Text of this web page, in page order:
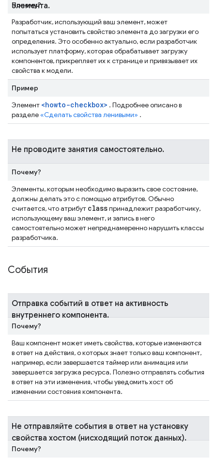
элемента.
Почему?
Разработчик, использующий ваш элемент, может
попытаться установить свойство элемента до загрузки его
определения. Это особенно актуально, если разработчик
использует платформу, которая обрабатывает загрузку
компонентов, прикрепляет их к странице и привязывает их
свойства к модели.
Пример
Элемент <howto-checkbox> . Подробнее описано в
разделе«Сделать свойства ленивыми» .
Не проводите занятия самостоятельно.
Почему?
Элементы, которым необходимо выразить свое состояние,
должны делать это с помощью атрибутов. Обычно
считается, что атрибут classпринадлежит разработчику,
использующему ваш элемент, и запись в него
самостоятельно может непреднамеренно нарушить классы
разработчика.
События
Отправка событий в ответ на активность
внутреннего компонента.
Почему?
Ваш компонент может иметь свойства, которые изменяются
в ответ на действия, о которых знает только ваш компонент,
например, если завершается таймер или анимация или
завершается загрузка ресурса. Полезно отправлять события
в ответ на эти изменения, чтобы уведомить хост об
изменении состояния компонента.
Не отправляйте события в ответ на установку
свойства хостом (нисходящий поток данных).
Почему?